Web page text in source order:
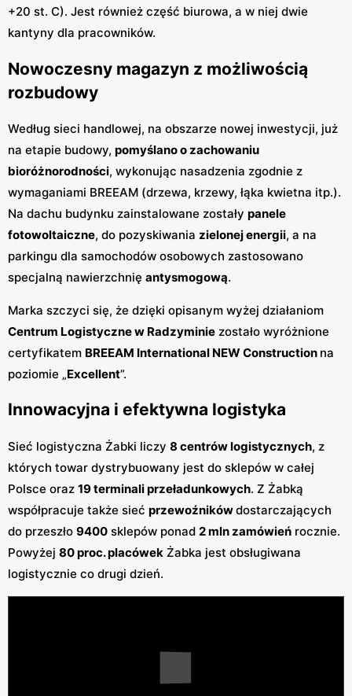
+20 st. C). Jest również część biurowa, a w niej dwie
kantyny dla pracowników.
Nowoczesny magazyn z możliwością
rozbudowy
Według sieci handlowej, na obszarze nowej inwestycji, już
na etapie budowy, pomyślano o zachowaniu
bioróżnorodności, wykonując nasadzenia zgodnie z
wymaganiami BREEAM (drzewa, krzewy, łąka kwietna itp.).
Na dachu budynku zainstalowane zostały panele
fotowoltaiczne, do pozyskiwania zielonej energii, a na
parkingu dla samochodów osobowych zastosowano
specjalną nawierzchnię antysmogową.
Marka szczyci się, że dzięki opisanym wyżej działaniom
Centrum Logistyczne w Radzyminie zostało wyróżnione
certyfikatem BREEAM International NEW Construction na
poziomie „Excellent”.
Innowacyjna i efektywna logistyka
Sieć logistyczna Żabki liczy 8 centrów logistycznych, z
których towar dystrybuowany jest do sklepów w całej
Polsce oraz 19 terminali przeładunkowych. Z Żabką
współpracuje także sieć przewoźnikówdostarczających
do przeszło 9400 sklepów ponad 2 mln zamówień rocznie.
Powyżej 80 proc. placówek Żabka jest obsługiwana
logistycznie co drugi dzień.